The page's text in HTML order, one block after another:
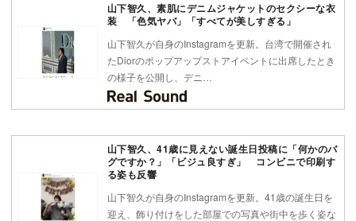
山下智久、素肌にデニムジャケットのセクシーな衣
装 「色気ヤバ」「すべてが美しすぎる」
山下智久が自身のInstagramを更新。台湾で開催され
たDiorのポップアップストアイベントに出席したとき
の様子を公開し、デニ…
山下智久、41歳に見えない誕生日投稿に「何かのバ
グですか？」「ビジュ良すぎ」 コンビニで印刷す
る姿も反響
山下智久が自身のInstagramを更新。41歳の誕生日を
迎え、飾り付けをした部屋での写真や街中を歩く姿な